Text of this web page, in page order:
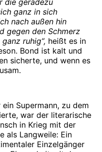
ganz in sich
nach außen hin
gegen den Schmerz
ruhig“, heißt es in
Bond ist kalt und
sicherte, und wenn es
Supermann, zu dem
war der literarische
in Krieg mit der
als Langweile: Ein
Einzelgänger